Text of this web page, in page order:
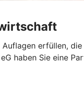
Auflagen erfüllen,
haben Sie eine